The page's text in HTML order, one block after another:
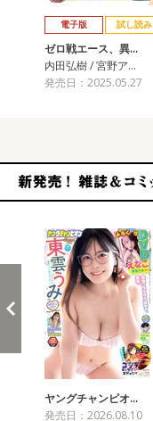
電子版 試し読み
ゼロ戦エース、異…
内田弘樹 / 宮野ア…
発売日：2025.05.27
ヤングチャンピオ…
発売日：2026.08.10